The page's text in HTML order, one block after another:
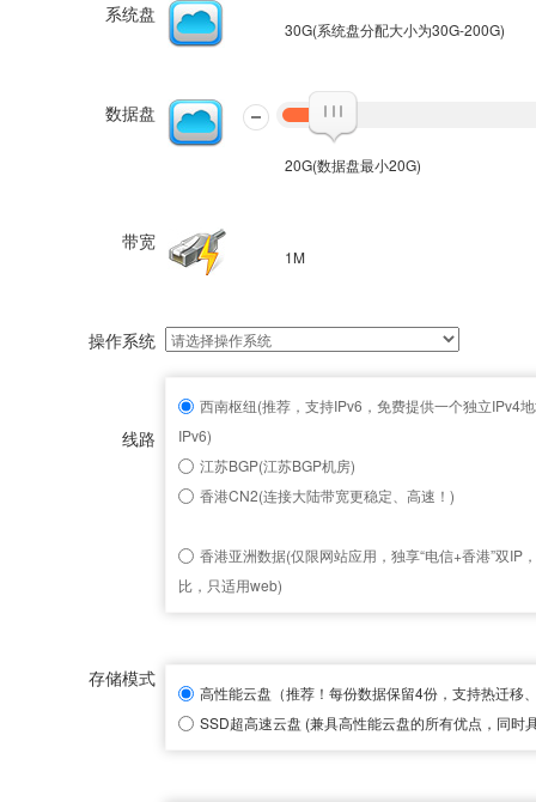
系统盘
30G(系统盘分配大小为30G-200G)
数据盘
20G(数据盘最小20G)
带宽
1M
操作系统
线路
西南枢纽(推荐，支持IPv6，免费提供一个独立IPv4
IPv6)
江苏BGP(江苏BGP机房)
香港CN2(连接大陆带宽更稳定、高速！)
香港亚洲数据(仅限网站应用，独享“电信+香港”双IP
比，只适用web)
存储模式
高性能云盘 （推荐！每份数据保留4份，支持热迁移
SSD超高速云盘 (兼具高性能云盘的所有优点，同时